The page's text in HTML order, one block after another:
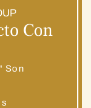
Con
Son